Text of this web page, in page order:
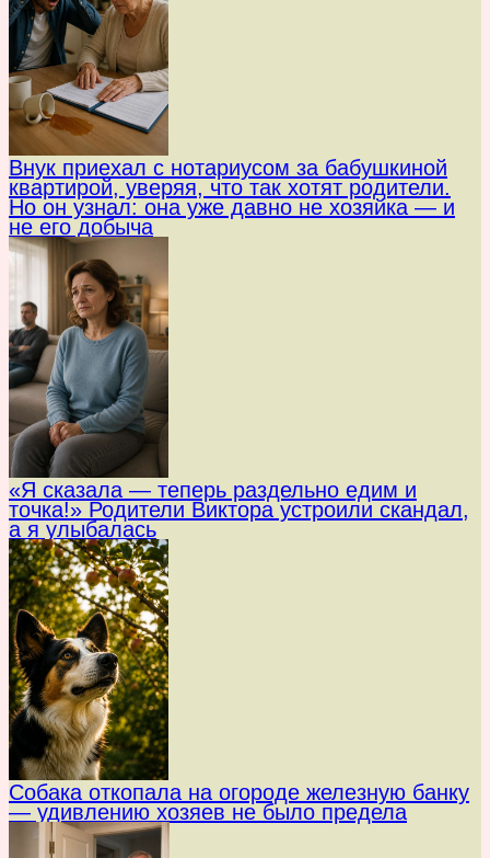
Внук приехал с нотариусом за бабушкиной
квартирой, уверяя, что так хотят родители.
Но он узнал: она уже давно не хозяйка — и
не его добыча
«Я сказала — теперь раздельно едим и
точка!» Родители Виктора устроили скандал,
а я улыбалась
Собака откопала на огороде железную банку
— удивлению хозяев не было предела